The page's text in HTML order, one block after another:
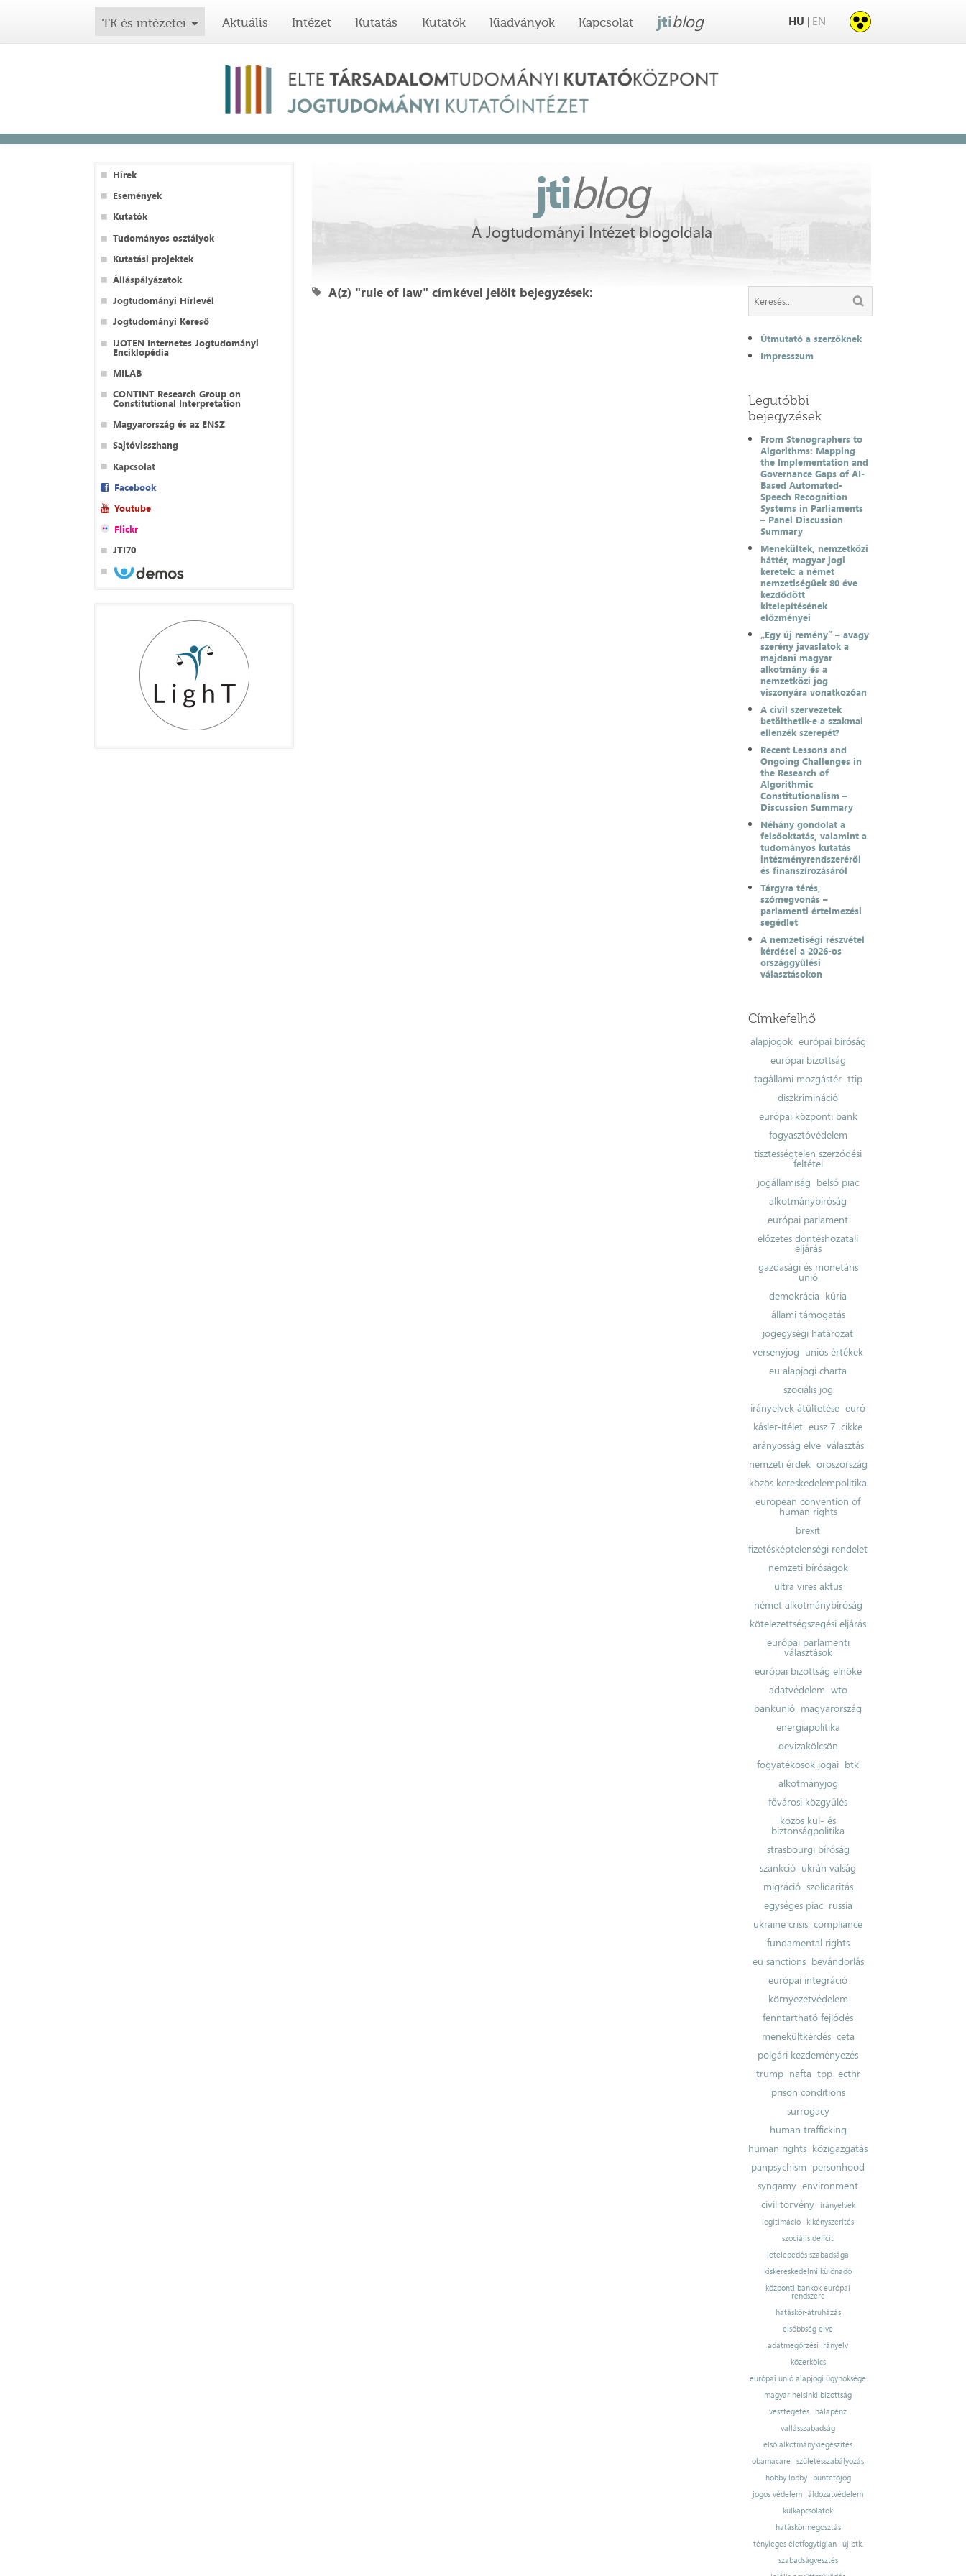
TK és intézetei Aktuális Intézet Kutatás Kutatók Kiadványok Kapcsolat jtiblog HU | EN
Hírek
Események
Kutatók
Tudományos osztályok
Kutatási projektek
Álláspályázatok
Jogtudományi Hírlevél
Jogtudományi Kereső
IJOTEN Internetes Jogtudományi
Enciklopédia
MILAB
CONTINT Research Group on
Constitutional Interpretation
Magyarország és az ENSZ
Sajtóvisszhang
Kapcsolat
Facebook
Youtube
Flickr
JTI70
jtiblog
A Jogtudományi Intézet blogoldala
A(z) "rule of law" címkével jelölt bejegyzések:
Útmutató a szerzőknek
Impresszum
Legutóbbi
bejegyzések
From Stenographers to
Algorithms: Mapping
the Implementation and
Governance Gaps of AI-
Based Automated-
Speech Recognition
Systems in Parliaments
– Panel Discussion
Summary
Menekültek, nemzetközi
háttér, magyar jogi
keretek: a német
nemzetiségűek 80 éve
kezdődött
kitelepítésének
előzményei
„Egy új remény” – avagy
szerény javaslatok a
majdani magyar
alkotmány és a
nemzetközi jog
viszonyára vonatkozóan
A civil szervezetek
betölthetik-e a szakmai
ellenzék szerepét?
Recent Lessons and
Ongoing Challenges in
the Research of
Algorithmic
Constitutionalism –
Discussion Summary
Néhány gondolat a
felsőoktatás, valamint a
tudományos kutatás
intézményrendszeréről
és finanszírozásáról
Tárgyra térés,
szómegvonás –
parlamenti értelmezési
segédlet
A nemzetiségi részvétel
kérdései a 2026-os
országgyűlési
választásokon
Címkefelhő
alapjogok európai bíróság
európai bizottság
tagállami mozgástér ttip
diszkrimináció
európai központi bank
fogyasztóvédelem
tisztességtelen szerződési
feltétel
jogállamiság belső piac
alkotmánybíróság
európai parlament
előzetes döntéshozatali
eljárás
gazdasági és monetáris
unió
demokrácia kúria
állami támogatás
jogegységi határozat
versenyjog uniós értékek
eu alapjogi charta
szociális jog
irányelvek átültetése euró
kásler-ítélet eusz 7. cikke
arányosság elve választás
nemzeti érdek oroszország
közös kereskedelempolitika
european convention of
human rights
brexit
fizetésképtelenségi rendelet
nemzeti bíróságok
ultra vires aktus
német alkotmánybíróság
kötelezettségszegési eljárás
európai parlamenti
választások
európai bizottság elnöke
adatvédelem wto
bankunió magyarország
energiapolitika
devizakölcsön
fogyatékosok jogai btk
alkotmányjog
fővárosi közgyűlés
közös kül- és
biztonságpolitika
strasbourgi bíróság
szankció ukrán válság
migráció szolidaritás
egységes piac russia
ukraine crisis compliance
fundamental rights
eu sanctions bevándorlás
európai integráció
környezetvédelem
fenntartható fejlődés
menekültkérdés ceta
polgári kezdeményezés
trump nafta tpp ecthr
prison conditions
surrogacy
human trafficking
human rights közigazgatás
panpsychism personhood
syngamy environment
civil törvény
irányelvek
legitimáció
kikényszerítés
szociális deficit
letelepedés szabadsága
kiskereskedelmi különadó
központi bankok európai
rendszere
hatáskör-átruházás
elsőbbség elve
adatmegőrzési irányelv
közerkölcs
európai unió alapjogi ügynoksége
magyar helsinki bizottság
vesztegetés
hálapénz
vallásszabadság
első alkotmánykiegészítés
obamacare
születésszabályozás
hobby lobby
büntetőjog
jogos védelem
áldozatvédelem
külkapcsolatok
hatáskörmegosztás
tényleges életfogytiglan új btk.
szabadságvesztés